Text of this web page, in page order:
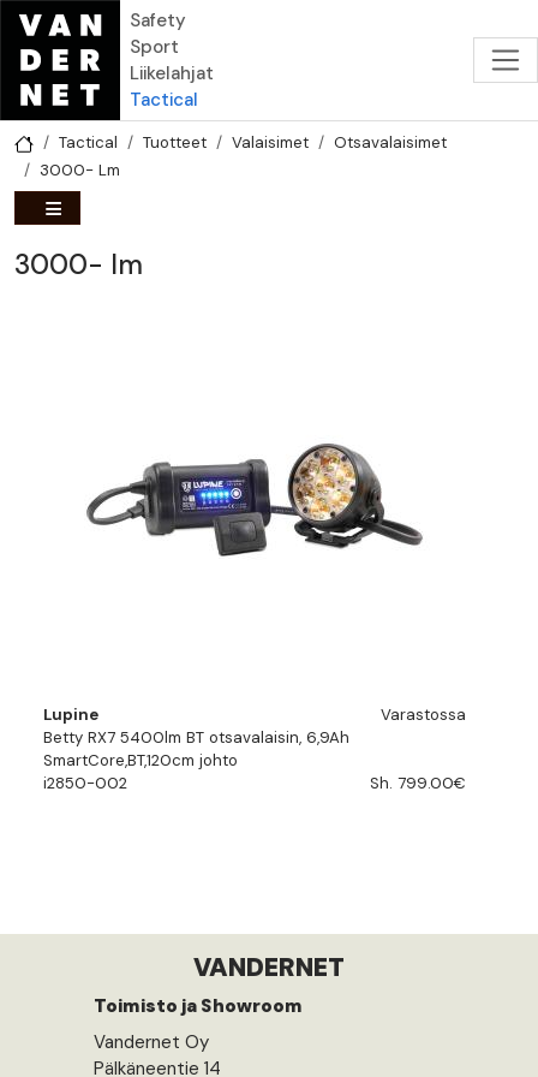
Hyppää pääsisältöön
Safety
Sport
Liikelahjat
Tactical
Tactical Tuotteet Valaisimet
Otsavalaisimet
3000- Lm
3000- lm
Lupine
Varastossa
Betty RX7 5400lm BT otsavalaisin, 6,9Ah
SmartCore,BT,120cm johto
i2850-002
Sh. 799.00€
VANDERNET
Toimisto ja Showroom
Vandernet Oy
Pälkäneentie 14